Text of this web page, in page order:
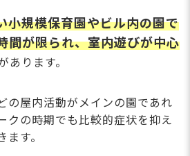
小規模保育園やビル内の園で
間が限られ、室内遊びが中心
あります。
の屋内活動がメインの園であれ
クの時期でも比較的症状を抑え
す。